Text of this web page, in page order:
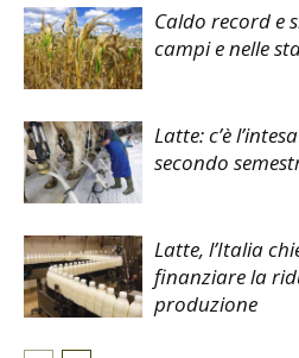
Caldo record e
campi e nelle
Latte: c’è
secondo
Latte, l’Italia
finanziare la
produzione